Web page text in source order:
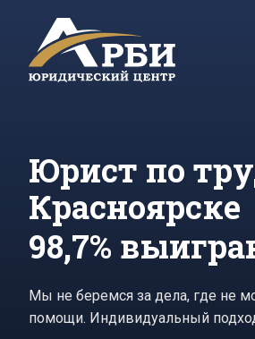
Юрист по
Красноярске
98,7%
Мы не беремся за дела, где не
помощи. Индивидуальный